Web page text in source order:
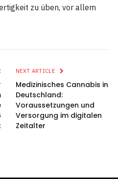
zu üben, vor allem
NEXT ARTICLE
Medizinisches Cannabis in
Deutschland:
Voraussetzungen und
Versorgung im digitalen
Zeitalter